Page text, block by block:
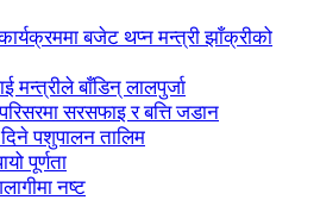
बजेट थप्न मन्त्री झाँक्रीको
मन्त्रीले बाँडिन् लालपुर्जा
सरसफाइ र बत्ति जडान
पशुपालन तालिम
पूर्णता
नष्ट